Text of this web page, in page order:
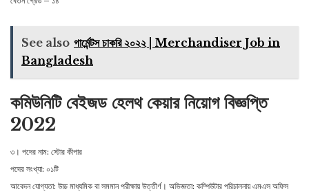
See also গার্মেন্টস চাকরি ২০২২ | Merchandiser Job in
Bangladesh
কমিউনিটি বেইজড হেলথ কেয়ার নিয়োগ বিজ্ঞপ্তি
2022
৩। পদের নাম: স্টোর কীপার
পদের সংখ্যা: ০১টি
আবেদন যোগ্যতা: উচ্চ মাধ্যমিক বা সমমান পরীক্ষায় উত্তীর্ণ। অভিজ্ঞতা: কম্পিউটার পরিচালনায় এমএস অফিস